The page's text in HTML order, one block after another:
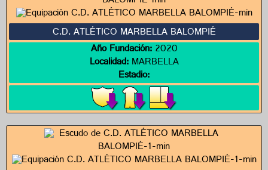
C.D. ATLÉTICO MARBELLA BALOMPIÉ
Año Fundación:2020
Localidad:MARBELLA
Estadio: